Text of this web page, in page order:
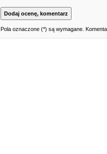
Pola oznaczone (*) są wymagane.